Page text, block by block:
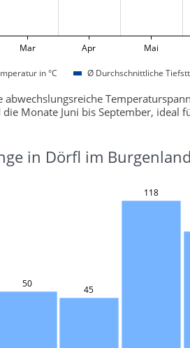
Mar Apr Mai
in °C Ø Durchschnittliche
Monate Juni bis September, ideal
in Dörfl im Burgenland
50
45
118